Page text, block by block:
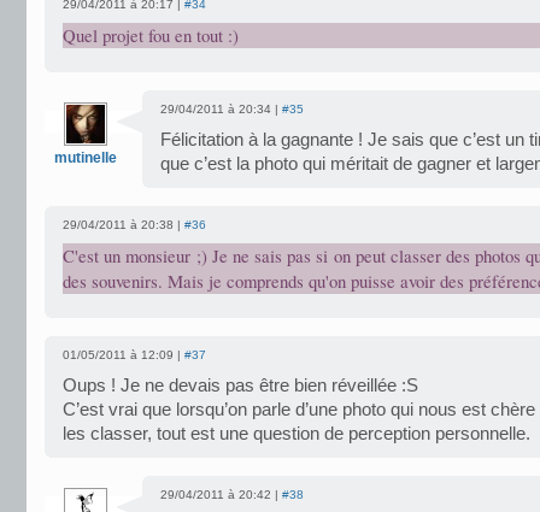
29/04/2011 à 20:17 | #34
Quel projet fou en tout :)
mutinelle
29/04/2011 à 20:34 | #35
Félicitation à la gagnante ! Je sais que c’est un
que c’est la photo qui méritait de gagner et
29/04/2011 à 20:38 | #36
C'est un monsieur ;) Je ne sais pas si on peut classer des photos
des souvenirs. Mais je comprends qu'on puisse avoir des
01/05/2011 à 12:09 | #37
Oups ! Je ne devais pas être bien réveillée :S
C’est vrai que lorsqu’on parle d’une photo qui nous est
les classer, tout est une question de perception personnelle.
29/04/2011 à 20:42 | #38